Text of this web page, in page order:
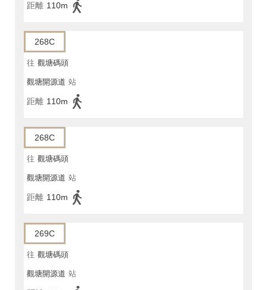
距離 110m
268C
往 觀塘碼頭
觀塘開源道 站
距離 110m
268C
往 觀塘碼頭
觀塘開源道 站
距離 110m
269C
往 觀塘碼頭
觀塘開源道 站